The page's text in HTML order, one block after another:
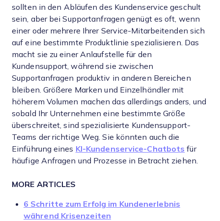
sollten in den Abläufen des Kundenservice geschult
sein, aber bei Supportanfragen genügt es oft, wenn
einer oder mehrere Ihrer Service-Mitarbeitenden sich
auf eine bestimmte Produktlinie spezialisieren. Das
macht sie zu einer Anlaufstelle für den
Kundensupport, während sie zwischen
Supportanfragen produktiv in anderen Bereichen
bleiben. Größere Marken und Einzelhändler mit
höherem Volumen machen das allerdings anders, und
sobald Ihr Unternehmen eine bestimmte Größe
überschreitet, sind spezialisierte Kundensupport-
Teams der richtige Weg. Sie könnten auch die
Einführung eines KI-Kundenservice-Chatbots für
häufige Anfragen und Prozesse in Betracht ziehen.
MORE ARTICLES
6 Schritte zum Erfolg im Kundenerlebnis
während Krisenzeiten